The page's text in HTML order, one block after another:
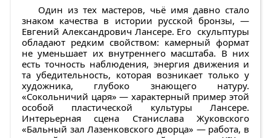
Один из тех мастеров, чьё имя давно стало
знаком качества в истории русской бронзы, —
Евгений Александрович Лансере. Его скульптуры
обладают редким свойством: камерный формат
не уменьшает их внутреннего масштаба. В них
есть точность наблюдения, энергия движения и
та убедительность, которая возникает только у
художника, глубоко знающего натуру.
«Сокольничий царя» — характерный пример этой
особой пластической культуры Лансере.
Интерьерная сцена Станислава Жуковского
«Бальный зал Лазенковского дворца» — работа, в